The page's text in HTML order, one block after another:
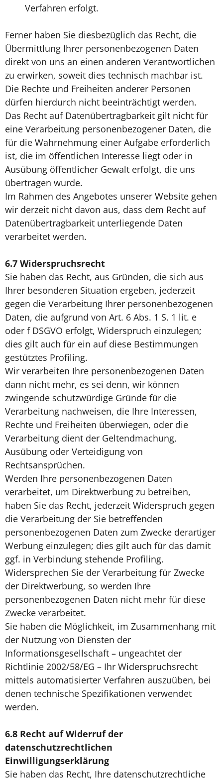
Verfahren erfolgt.
Ferner haben Sie diesbezüglich das Recht, die
Übermittlung Ihrer personenbezogenen Daten
direkt von uns an einen anderen Verantwortlichen
zu erwirken, soweit dies technisch machbar ist.
Die Rechte und Freiheiten anderer Personen
dürfen hierdurch nicht beeinträchtigt werden.
Das Recht auf Datenübertragbarkeit gilt nicht für
eine Verarbeitung personenbezogener Daten, die
für die Wahrnehmung einer Aufgabe erforderlich
ist, die im öffentlichen Interesse liegt oder in
Ausübung öffentlicher Gewalt erfolgt, die uns
übertragen wurde.
Im Rahmen des Angebotes unserer Website gehen
wir derzeit nicht davon aus, dass dem Recht auf
Datenübertragbarkeit unterliegende Daten
verarbeitet werden.
6.7 Widerspruchsrecht
Sie haben das Recht, aus Gründen, die sich aus
Ihrer besonderen Situation ergeben, jederzeit
gegen die Verarbeitung Ihrer personenbezogenen
Daten, die aufgrund von Art. 6 Abs. 1 S. 1 lit. e
oder f DSGVO erfolgt, Widerspruch einzulegen;
dies gilt auch für ein auf diese Bestimmungen
gestütztes Profiling.
Wir verarbeiten Ihre personenbezogenen Daten
dann nicht mehr, es sei denn, wir können
zwingende schutzwürdige Gründe für die
Verarbeitung nachweisen, die Ihre Interessen,
Rechte und Freiheiten überwiegen, oder die
Verarbeitung dient der Geltendmachung,
Ausübung oder Verteidigung von
Rechtsansprüchen.
Werden Ihre personenbezogenen Daten
verarbeitet, um Direktwerbung zu betreiben,
haben Sie das Recht, jederzeit Widerspruch gegen
die Verarbeitung der Sie betreffenden
personenbezogenen Daten zum Zwecke derartiger
Werbung einzulegen; dies gilt auch für das damit
ggf. in Verbindung stehende Profiling.
Widersprechen Sie der Verarbeitung für Zwecke
der Direktwerbung, so werden Ihre
personenbezogenen Daten nicht mehr für diese
Zwecke verarbeitet.
Sie haben die Möglichkeit, im Zusammenhang mit
der Nutzung von Diensten der
Informationsgesellschaft – ungeachtet der
Richtlinie 2002/58/EG – Ihr Widerspruchsrecht
mittels automatisierter Verfahren auszuüben, bei
denen technische Spezifikationen verwendet
werden.
6.8 Recht auf Widerruf der
datenschutzrechtlichen
Einwilligungserklärung
Sie haben das Recht, Ihre datenschutzrechtliche